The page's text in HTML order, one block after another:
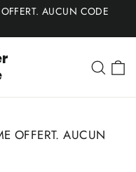
AUCUN CODE
OFFERT. AUCUN